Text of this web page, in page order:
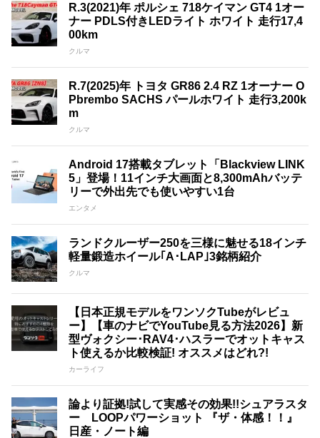
R.3(2021)年 ポルシェ 718ケイマン GT4 1オー
ナー PDLS付きLEDライト ホワイト 走行17,4
00km
クルマ
R.7(2025)年 トヨタ GR86 2.4 RZ 1オーナー O
Pbrembo SACHS パールホワイト 走行3,200k
m
クルマ
Android 17搭載タブレット「Blackview LINK
5」登場！11インチ大画面と8,300mAhバッテ
リーで外出先でも使いやすい1台
エンタメ
ランドクルーザー250を三様に魅せる18インチ
軽量鍛造ホイール｢A･LAP｣3銘柄紹介
クルマ
【日本正規モデルをワンソクTubeがレビュ
ー】【車のナビでYouTube見る方法2026】新
型ヴォクシー･RAV4･ハスラーでオットキャス
ト使えるか比較検証! オススメはどれ?!
カーライフ
論より証拠!試して実感その効果!!シュアラスタ
ー LOOPパワーショット 『ザ・体感！！』
日産・ノート編